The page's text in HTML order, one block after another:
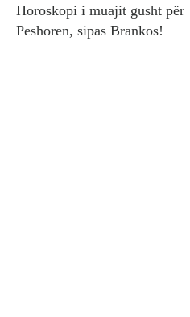
Horoskopi i muajit gusht për
Peshoren, sipas Brankos!